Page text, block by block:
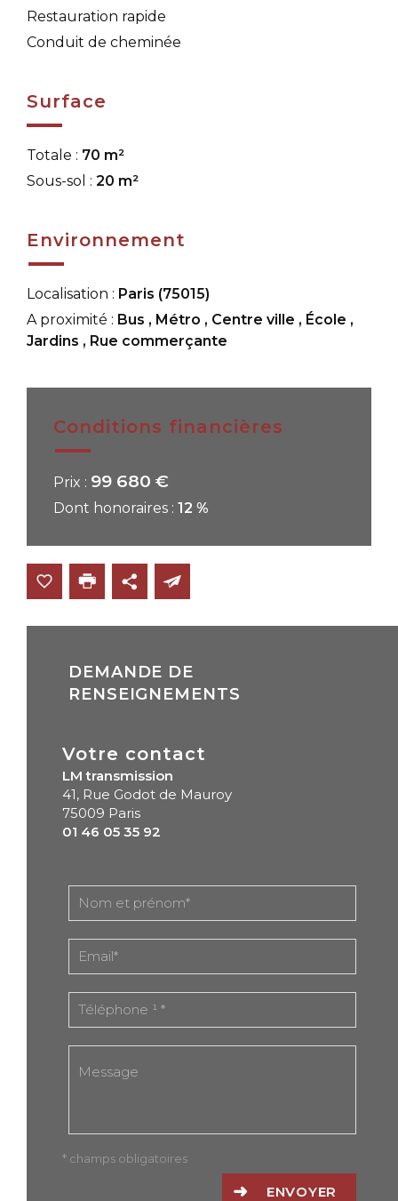
Restauration rapide
Conduit de cheminée
Surface
Totale : 70 m²
Sous-sol : 20 m²
Environnement
Localisation : Paris (75015)
A proximité : Bus , Métro , Centre ville , École ,
Jardins , Rue commerçante
Conditions financières
Prix : 99 680 €
Dont honoraires : 12 %
DEMANDE DE
RENSEIGNEMENTS
Votre contact
LM transmission
41, Rue Godot de Mauroy
75009 Paris
01 46 05 35 92
* champs obligatoires
ENVOYER